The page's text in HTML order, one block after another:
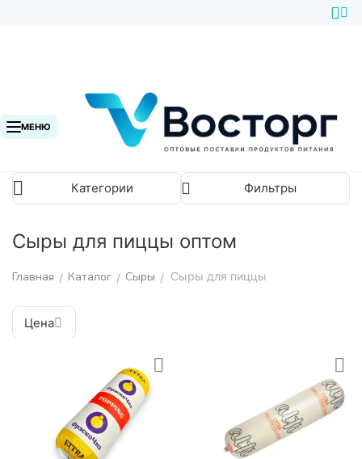
МЕНЮ
Категории Фильтры
Сыры для пиццы оптом
Главная / Каталог / Сыры / Сыры для пиццы
Цена